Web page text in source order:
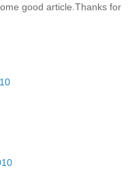
good article.Thanks for